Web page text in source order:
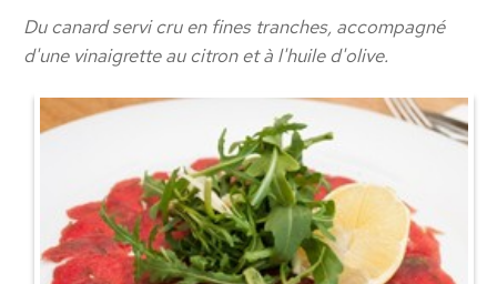
Du canard servi cru en fines tranches, accompagné
d'une vinaigrette au citron et à l'huile d'olive.